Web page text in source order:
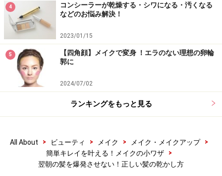
4
コンシーラーが乾燥する・シワになる・汚くなる
などのお悩み解決！
2023/01/15
5
【四角顔】メイクで変身 ！エラのない理想の卵輪
郭に
2024/07/02
ランキングをもっと見る
All About > ビューティ > メイク > メイク・メイクアップ
>
簡単キレイを叶える！メイクの小ワザ
>
翌朝の髪を爆発させない！正しい髪の乾かし方